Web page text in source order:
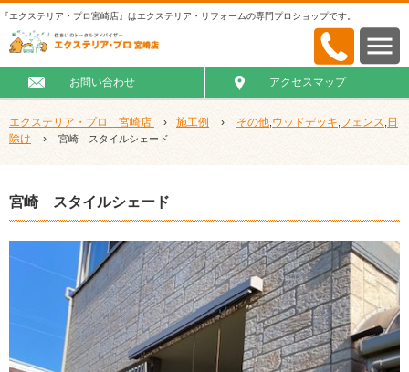
『エクステリア・プロ宮崎店』はエクステリア・リフォームの専門プロショップです。
お問い合わせ アクセスマップ
エクステリア・プロ 宮崎店 › 施工例 › その他 ウッドデッキ フェンス 日
除け
› 宮崎 スタイルシェード
宮崎 スタイルシェード